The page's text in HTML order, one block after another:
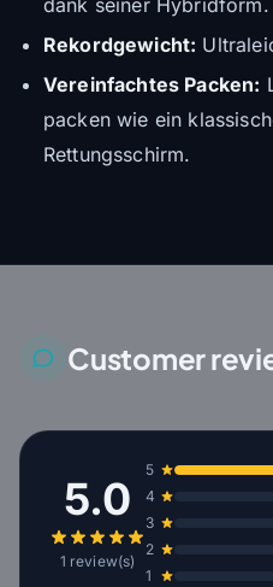
dank seiner Hybridform.
Rekordgewicht:
Vereinfachtes Packen:
packen wie ein
Rettungsschirm.
Customer
5.0
1 review(s)
5
4
3
2
1